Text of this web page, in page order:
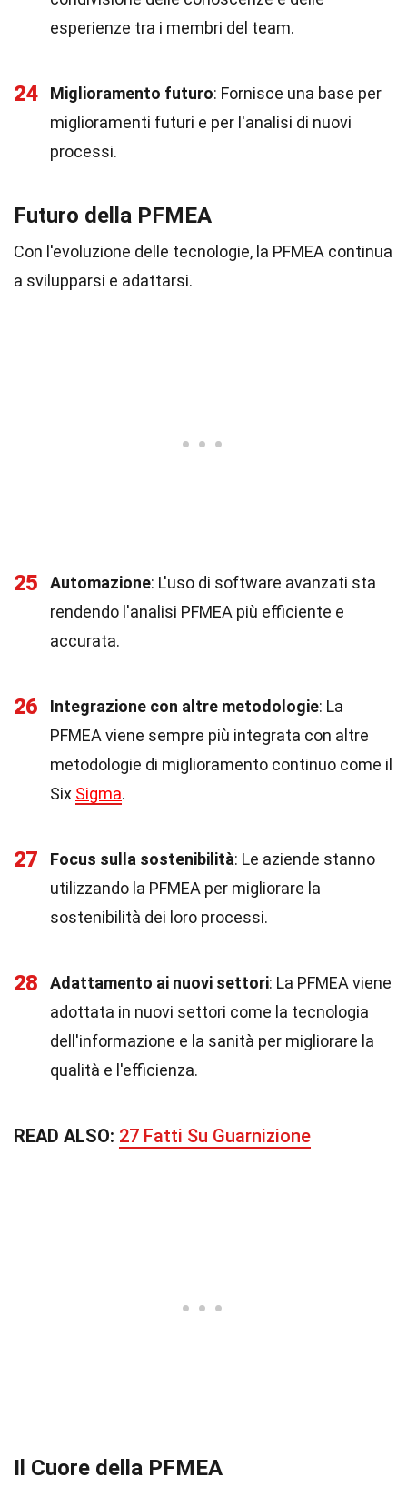
esperienze tra i membri del team.
24 Miglioramento futuro: Fornisce una base per
miglioramenti futuri e per l'analisi di nuovi
processi.
Futuro della PFMEA
Con l'evoluzione delle tecnologie, la PFMEA continua
a svilupparsi e adattarsi.
25 Automazione: L'uso di software avanzati sta
rendendo l'analisi PFMEA più efficiente e
accurata.
26 Integrazione con altre metodologie: La
PFMEA viene sempre più integrata con altre
metodologie di miglioramento continuo come il
Six Sigma.
27 Focus sulla sostenibilità: Le aziende stanno
utilizzando la PFMEA per migliorare la
sostenibilità dei loro processi.
28 Adattamento ai nuovi settori: La PFMEA viene
adottata in nuovi settori come la tecnologia
dell'informazione e la sanità per migliorare la
qualità e l'efficienza.
READ ALSO: 27 Fatti Su Guarnizione
Il Cuore della PFMEA